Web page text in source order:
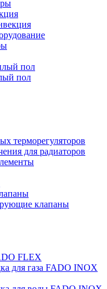
пол
пол
терморегуляторов
для радиаторов
клапаны
FLEX
для газа FADO INOX